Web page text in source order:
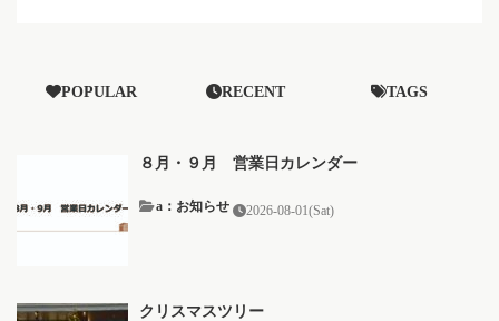
POPULAR RECENT TAGS
８月・９月 営業日カレンダー
a：お知らせ 2026-08-01(Sat)
クリスマスツリー